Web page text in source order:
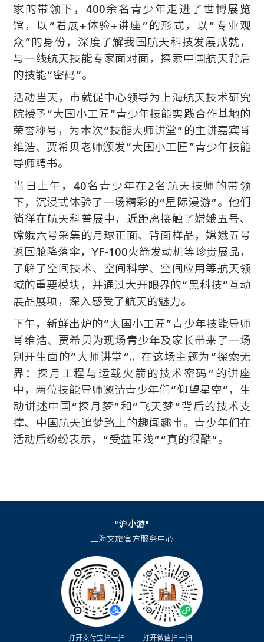
家的带领下，400余名青少年走进了世博展览
馆，以“看展+体验+讲座”的形式，以“专业观
众”的身份，深度了解我国航天科技发展成就，
与一线航天技能专家面对面，探索中国航天背后
的技能“密码”。
活动当天，市就促中心领导为上海航天技术研究
院授予“大国小工匠”青少年技能实践合作基地的
荣誉称号，为本次“技能大师讲堂”的主讲嘉宾肖
维浩、贾希贝老师颁发“大国小工匠”青少年技能
导师聘书。
当日上午，40名青少年在2名航天技师的带领
下，沉浸式体验了一场精彩的“星际漫游”。他们
徜徉在航天科普展中，近距离接触了嫦娥五号、
嫦娥六号采集的月球正面、背面样品，嫦娥五号
返回舱降落伞，YF-100火箭发动机等珍贵展品，
了解了空间技术、空间科学、空间应用等航天领
域的重要模块，并通过大开眼界的“黑科技”互动
展品展项，深入感受了航天的魅力。
下午，新鲜出炉的“大国小工匠”青少年技能导师
肖维浩、贾希贝为现场青少年及家长带来了一场
别开生面的“大师讲堂”。在这场主题为“探索无
界：探月工程与运载火箭的技术密码”的讲座
中，两位技能导师邀请青少年们“仰望星空”，生
动讲述中国“探月梦”和“飞天梦”背后的技术支
撑、中国航天追梦路上的趣闻趣事。青少年们在
活动后纷纷表示，“受益匪浅”“真的很酷”。
"沪小游"
上海文旅官方服务中心
打开支付宝扫一扫 打开微信扫一扫